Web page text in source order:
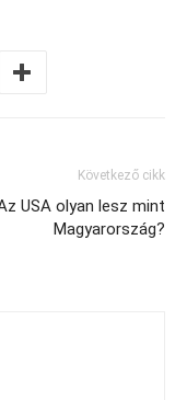
Következő cikk
USA olyan lesz mint
Magyarország?